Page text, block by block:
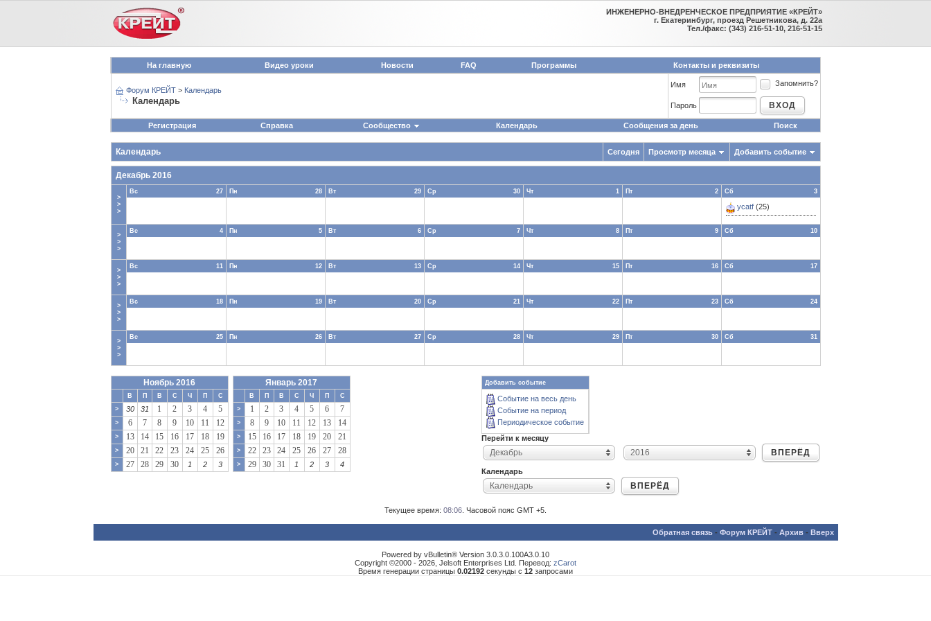
ИНЖЕНЕРНО-ВНЕДРЕНЧЕСКОЕ ПРЕДПРИЯТИЕ «КРЕЙТ»
г. Екатеринбург, проезд Решетникова, д. 22а
Тел./факс: (343) 216-51-10, 216-51-15
На главную Видео уроки Новости FAQ Программы Контакты и реквизиты
Форум КРЕЙТ > Календарь
Календарь
Имя Запомнить?
Пароль ВХОД
Регистрация Справка Сообщество Календарь Сообщения за день Поиск
Календарь Сегодня Просмотр месяца Добавить событие
Декабрь 2016
>
>
>
27
Вс 28
Пн 29
Вт 30
Ср 1
Чт 2
Пт 3
Сб
ycatf(25)
>
>
>
4
Вс 5
Пн 6
Вт 7
Ср 8
Чт 9
Пт 10
Сб
>
>
>
11
Вс 12
Пн 13
Вт 14
Ср 15
Чт 16
Пт 17
Сб
>
>
>
18
Вс 19
Пн 20
Вт 21
Ср 22
Чт 23
Пт 24
Сб
>
>
>
25
Вс 26
Пн 27
Вт 28
Ср 29
Чт 30
Пт 31
Сб
Ноябрь 2016
В П В С Ч П
С
>
30 31 1 2 3 4 5
> 6 7 8 9 10 11 12
> 13 14 15 16 17 18 19
> 20 21 22 23 24 25 26
> 27 28 29 30 1 2 3
Январь 2017
В П В С Ч П
С
>
1 2 3 4 5 6 7
> 8 9 10 11 12 13 14
> 15 16 17 18 19 20 21
> 22 23 24 25 26 27 28
> 29 30 31 1 2 3 4
Добавить событие
Событие на весь день
Событие на период
Периодическое событие
Перейти к месяцу
Декабрь 2016 ВПЕРЁД
Календарь
Календарь ВПЕРЁД
Текущее время: 08:06 . Часовой пояс GMT +5.
Обратная связь- Форум КРЕЙТ- Архив- Вверх
Powered by vBulletin® Version 3.0.3.0.100A3.0.10
Copyright ©2000 - 2026, Jelsoft Enterprises Ltd. Перевод: zCarot
Время генерации страницы 0.02192 секунды с 12 запросами